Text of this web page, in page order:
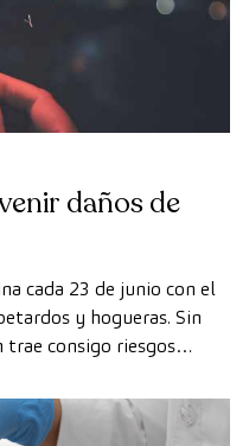
daños de
cada 23 de junio con el
y hogueras. Sin
consigo riesgos
para prevenir
segura.